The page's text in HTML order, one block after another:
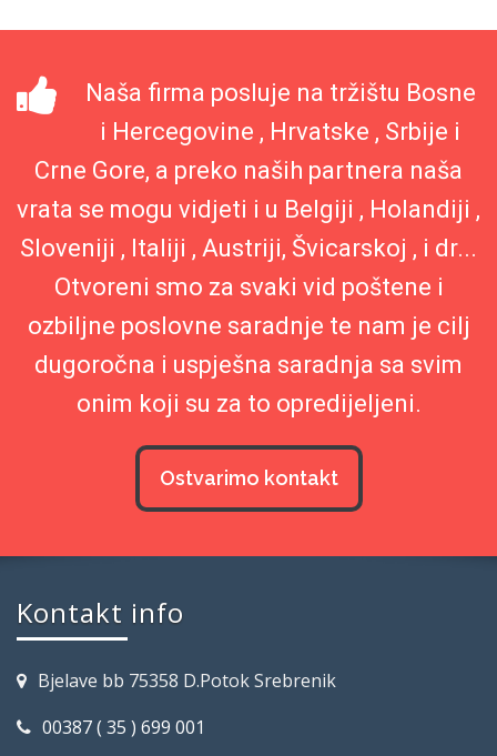
Naša firma posluje na tržištu Bosne
i Hercegovine , Hrvatske , Srbije i
Crne Gore, a preko naših partnera naša
vrata se mogu vidjeti i u Belgiji , Holandiji ,
Sloveniji , Italiji , Austriji, Švicarskoj , i dr...
Otvoreni smo za svaki vid poštene i
ozbiljne poslovne saradnje te nam je cilj
dugoročna i uspješna saradnja sa svim
onim koji su za to opredijeljeni.
Ostvarimo kontakt
Kontakt info
Bjelave bb 75358 D.Potok Srebrenik
00387 ( 35 ) 699 001